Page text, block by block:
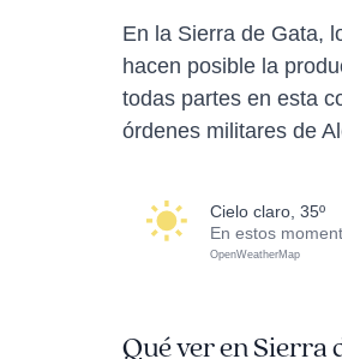
En la Sierra de Gata,
hacen posible la
todas partes en esta
órdenes militares de
cielo claro, 35º
En estos
OpenWeatherMap
Qué ver en Sierra